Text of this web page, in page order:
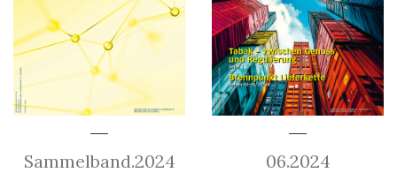
Sammelband.2024 06.2024